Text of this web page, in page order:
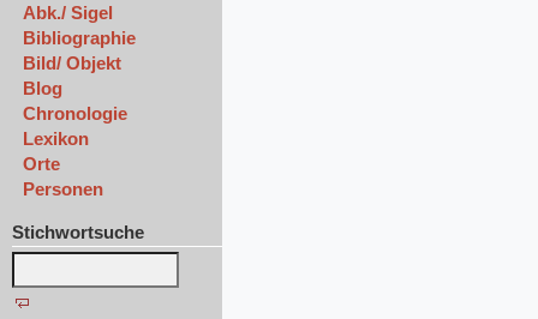
Abk./ Sigel
Bibliographie
Bild/ Objekt
Blog
Chronologie
Lexikon
Orte
Personen
Stichwortsuche